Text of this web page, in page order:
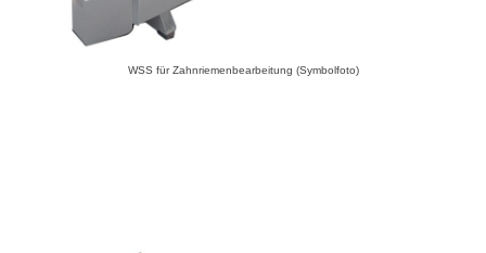
WSS für Zahnriemenbearbeitung (Symbolfoto)